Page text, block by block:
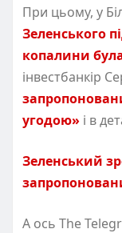
При цьому, у
Зеленського
копалини
інвестбанкір
угодою» і в
Зеленський
А ось The